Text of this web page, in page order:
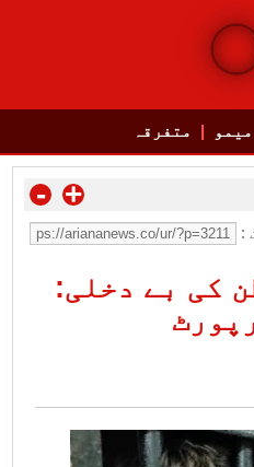
میمو متفرقہ
- +
:
کی بے دخلی: